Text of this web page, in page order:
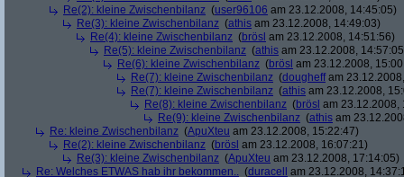
Re(2): kleine Zwischenbilanz (user96106 am 23.12.2008, 14:45:05)
Re(3): kleine Zwischenbilanz (athis am 23.12.2008, 14:49:03)
Re(4): kleine Zwischenbilanz (brösl am 23.12.2008, 14:51:56)
Re(5): kleine Zwischenbilanz (athis am 23.12.2008,
Re(6): kleine Zwischenbilanz (brösl am 23.12.2008,
Re(7): kleine Zwischenbilanz (dougheffam
Re(7): kleine Zwischenbilanz (athis am 23.12.2008,
Re(8): kleine Zwischenbilanz (brösl am 23.12.2008,
Re(9): kleine Zwischenbilanz (athis am
Re: kleine Zwischenbilanz (ApuXteu am 23.12.2008, 15:22:47)
Re(2): kleine Zwischenbilanz (brösl am 23.12.2008, 16:07:21)
Re(3): kleine Zwischenbilanz (ApuXteu am 23.12.2008, 17:14:05)
Re: Welches ETWAS hab ihr bekommen.. (duracell
am 23.12.2008,